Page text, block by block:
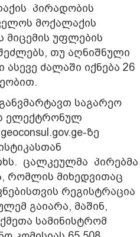
პირადობის
მოქალაქის
მიცემის უფლების
თუ აღნიშნული
ძალაში იქნება 26
საგარეო
ელექტრონულ
ზე
ცალკეულმა პირებმა
რომლის მიხედვითაც
რეგისტრაცია
გაიარა, მაშინ,
სამინისტრომ